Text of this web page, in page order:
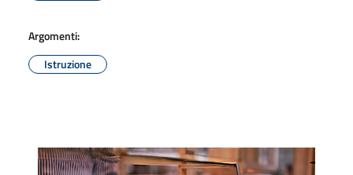
Argomenti:
Istruzione